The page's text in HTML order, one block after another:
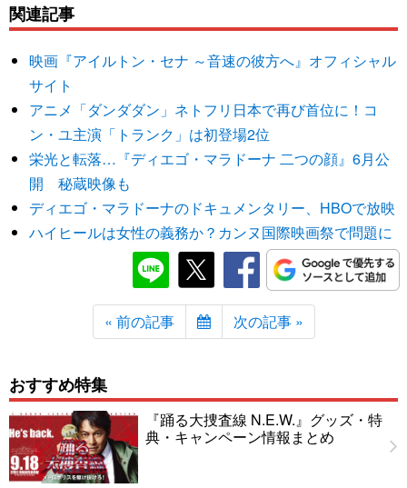
関連記事
映画『アイルトン・セナ ～音速の彼方へ』オフィシャル
サイト
アニメ「ダンダダン」ネトフリ日本で再び首位に！コ
ン・ユ主演「トランク」は初登場2位
栄光と転落…『ディエゴ・マラドーナ 二つの顔』6月公
開 秘蔵映像も
ディエゴ・マラドーナのドキュメンタリー、HBOで放映
ハイヒールは女性の義務か？カンヌ国際映画祭で問題に
« 前の記事 次の記事 »
おすすめ特集
『踊る大捜査線 N.E.W.』グッズ・特
典・キャンペーン情報まとめ